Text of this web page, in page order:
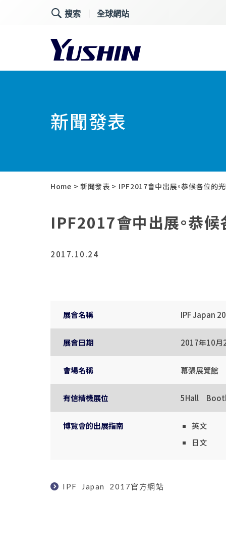
搜索 ｜ 全球網站
新聞發表
Home > 新聞發表 > IPF2017會中出展。恭候各位的光
IPF2017會中出展。恭候
2017.10.24
展會名稱 IPF Japan
展會日期 2017年10月
會場名稱 幕張展覽館
有信精機展位 5Hall
博覽會的出展指南
英文
日文
IPF Japan 2017官方網站